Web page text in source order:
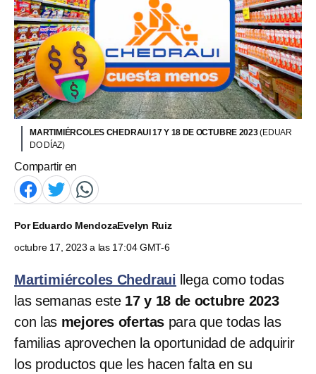
MARTIMIÉRCOLES CHEDRAUI 17 Y 18 DE OCTUBRE 2023(EDUAR
DO DÍAZ)
Compartir en
PorEduardo MendozaEvelyn Ruiz
octubre 17, 2023 a las 17:04 GMT-6
Martimiércoles Chedraui llega como todas
las semanas este 17 y 18 de octubre 2023
con las mejores ofertas para que todas las
familias aprovechen la oportunidad de adquirir
los productos que les hacen falta en su